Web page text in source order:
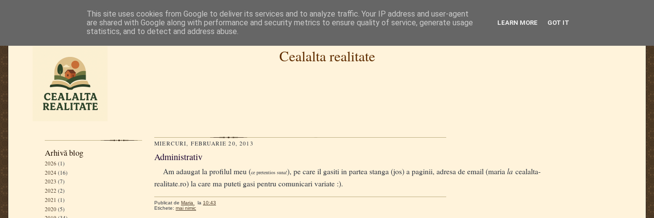
Cealalta realitate
Arhivă blog
2026 (1)
2024 (16)
2023 (7)
2022 (2)
2021 (1)
2020 (5)
MIERCURI, FEBRUARIE 20, 2013
Administrativ
Am adaugat la profilul meu (ce pretentios suna!), pe care il gasiti in partea stanga (jos) a paginii, adresa de email (maria la cealalta-
realitate.ro) la care ma puteti gasi pentru comunicari variate :).
Publicat de Maria la 10:43
Etichete: mai nimic
This site uses cookies from Google to deliver its services and to analyze traffic. Your IP address and user-agent
are shared with Google along with performance and security metrics to ensure quality of service, generate usage
statistics, and to detect and address abuse.
LEARN MORE GOT IT